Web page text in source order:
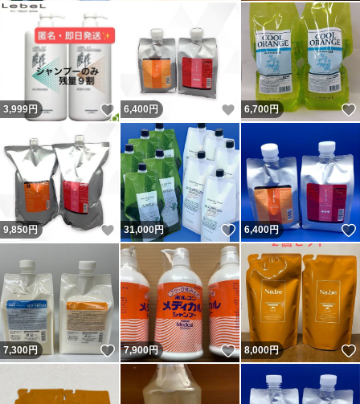
3,999円 いいね！
6,400 円 いいね！
6,700円
9,850円 いいね！
31,000円 いいね！
6,400円
7,300円 いいね！
7,900円 いいね！
8,000円